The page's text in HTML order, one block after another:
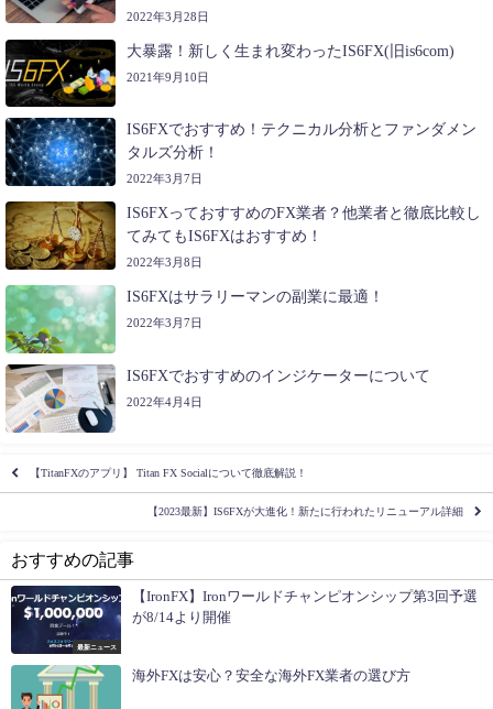
2022年3月28日
大暴露！新しく生まれ変わったIS6FX(旧is6com)
2021年9月10日
IS6FXでおすすめ！テクニカル分析とファンダメン
タルズ分析！
2022年3月7日
IS6FXっておすすめのFX業者？他業者と徹底比較し
てみてもIS6FXはおすすめ！
2022年3月8日
IS6FXはサラリーマンの副業に最適！
2022年3月7日
IS6FXでおすすめのインジケーターについて
2022年4月4日
【TitanFXのアプリ】 Titan FX Socialについて徹底解説！
【2023最新】IS6FXが大進化！新たに行われたリニューアル詳細
おすすめの記事
最新ニュース
【IronFX】Ironワールドチャンピオンシップ第3回予選
が8/14より開催
海外FXは安心？安全な海外FX業者の選び方